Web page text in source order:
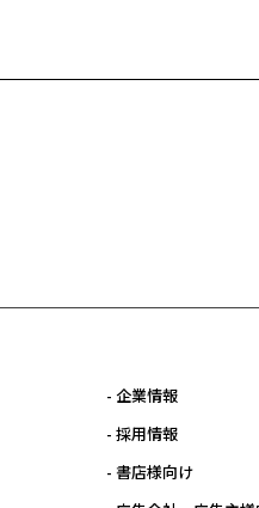
- 企業情報
- 採用情報
- 書店様向け